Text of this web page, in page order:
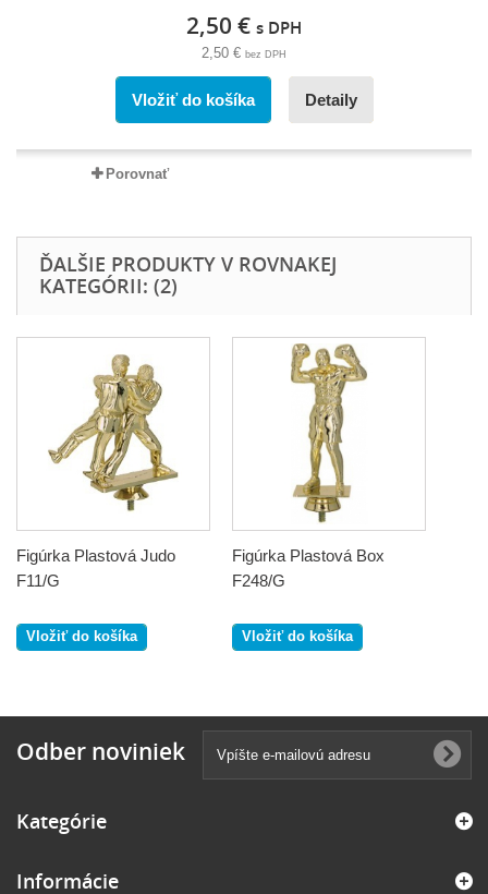
2,50 € s DPH
2,50 € bez DPH
Vložiť do košíka Detaily
Porovnať
ĎALŠIE PRODUKTY V ROVNAKEJ
KATEGÓRII: (2)
Figúrka Plastová Judo
F11/G
Vložiť do košíka
Figúrka Plastová Box
F248/G
Vložiť do košíka
Odber noviniek
Kategórie
Informácie